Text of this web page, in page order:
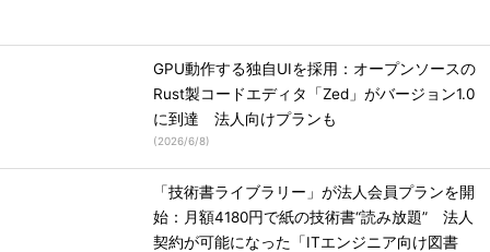
GPU動作する独自UIを採用：オープンソースの
Rust製コードエディタ「Zed」がバージョン1.0
に到達 法人向けプランも
(2026/6/8)
「技術書ライブラリー」が法人会員プランを開
始：月額4180円で紙の技術書“読み放題” 法人
契約が可能になった「ITエンジニア向け図書